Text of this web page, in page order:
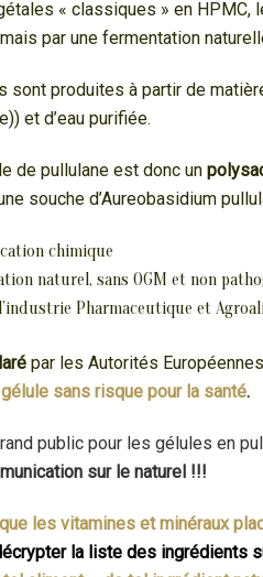
« classiques » en HPMC,
par une fermentation
sont produites à partir de
et d’eau purifiée.
de pullulane est donc un
souche d’Aureobasidium
chimique
naturel, sans OGM et non
Pharmaceutique et
par les Autorités
sans risque pour la santé.
public pour les gélules en
sur le naturel !!!
les vitamines et minéraux
la liste des ingrédients